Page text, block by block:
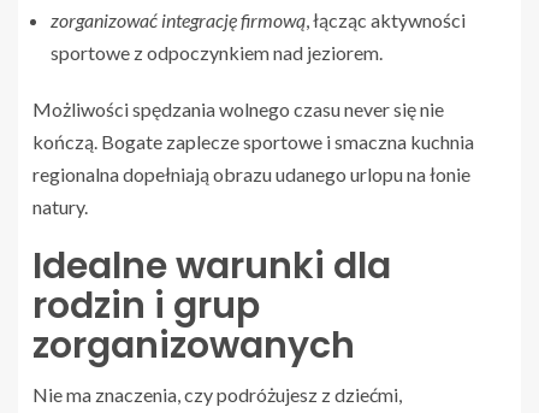
zorganizować integrację firmową , łącząc aktywności
sportowe z odpoczynkiem nad jeziorem.
Możliwości spędzania wolnego czasu never się nie
kończą. Bogate zaplecze sportowe i smaczna kuchnia
regionalna dopełniają obrazu udanego urlopu na łonie
natury.
Idealne warunki dla
rodzin i grup
zorganizowanych
Nie ma znaczenia, czy podróżujesz z dziećmi,